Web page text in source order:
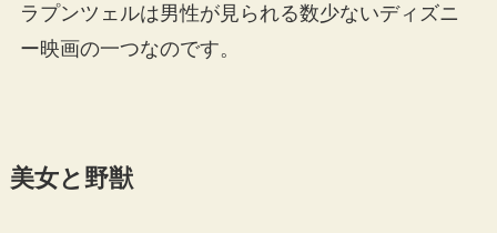
ラプンツェルは男性が見られる数少ないディズニ
ー映画の一つなのです。
美女と野獣